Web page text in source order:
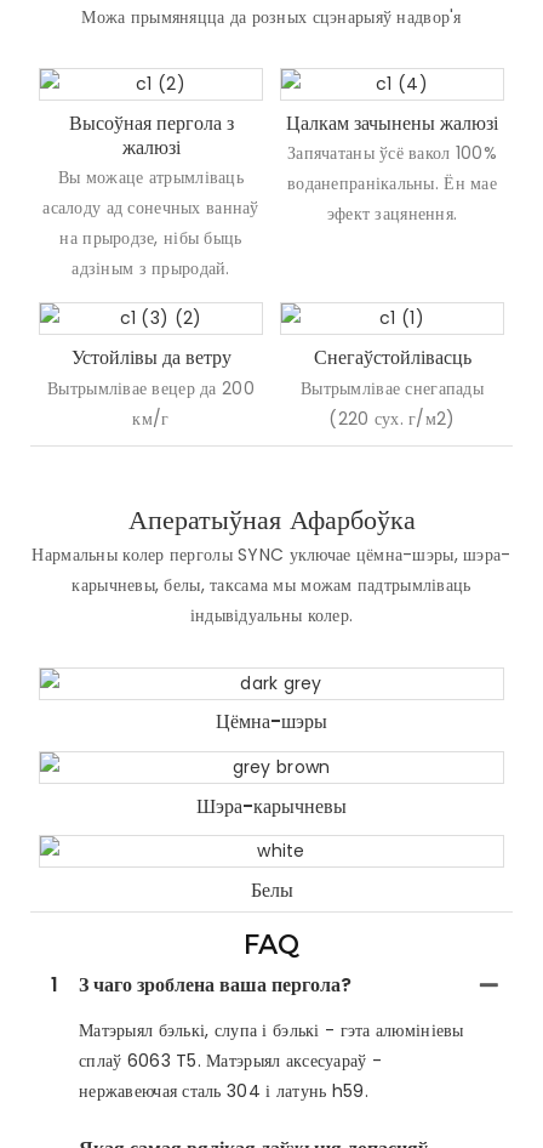
Можа прымяняцца да розных сцэнарыяў надвор'я
Высоўная пергола з
жалюзі
Вы можаце атрымліваць
асалоду ад сонечных ваннаў
на прыродзе, нібы быць
адзіным з прыродай.
Цалкам зачынены жалюзі
Запячатаны ўсё вакол 100%
воданепранікальны. Ён мае
эфект зацянення.
Устойлівы да ветру
Вытрымлівае вецер да 200
км/г
Снегаўстойлівасць
Вытрымлівае снегапады
(220 сух. г/м2)
Аператыўная Афарбоўка
Нармальны колер перголы SYNC уключае цёмна-шэры, шэра-
карычневы, белы, таксама мы можам падтрымліваць
індывідуальны колер.
Цёмна-шэры
Шэра-карычневы
Белы
FAQ
1 З чаго зроблена ваша пергола?
Матэрыял бэлькі, слупа і бэлькі - гэта алюмініевы
сплаў 6063 T5. Матэрыял аксесуараў -
нержавеючая сталь 304 і латунь h59.